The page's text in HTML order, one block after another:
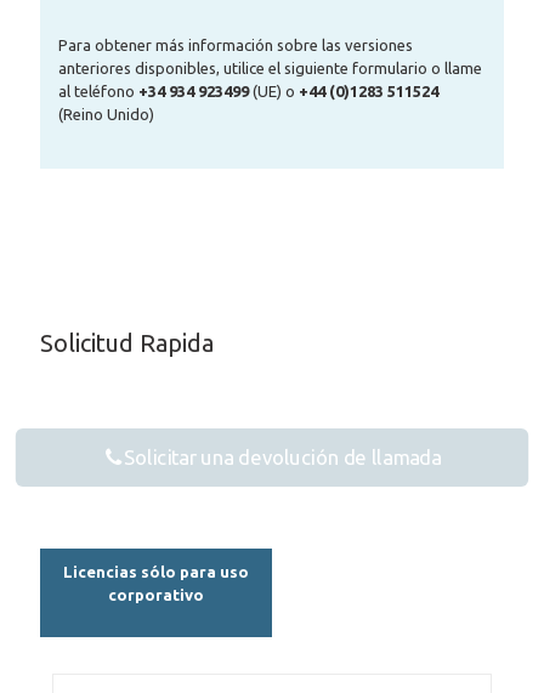
Para obtener más información sobre las versiones
anteriores disponibles, utilice el siguiente formulario o llame
al teléfono +34 934 923499(UE) o +44 (0)1283 511524
(Reino Unido)
Solicitud Rapida
Solicitar una devolución de llamada
Licencias sólo para uso
corporativo